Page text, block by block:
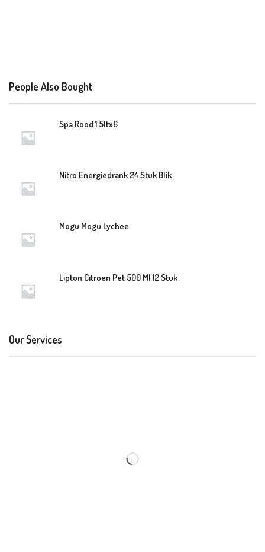
People Also Bought
Spa Rood 1.5ltx6
Nitro Energiedrank 24 Stuk Blik
Mogu Mogu Lychee
Lipton Citroen Pet 500 Ml 12 Stuk
Our Services